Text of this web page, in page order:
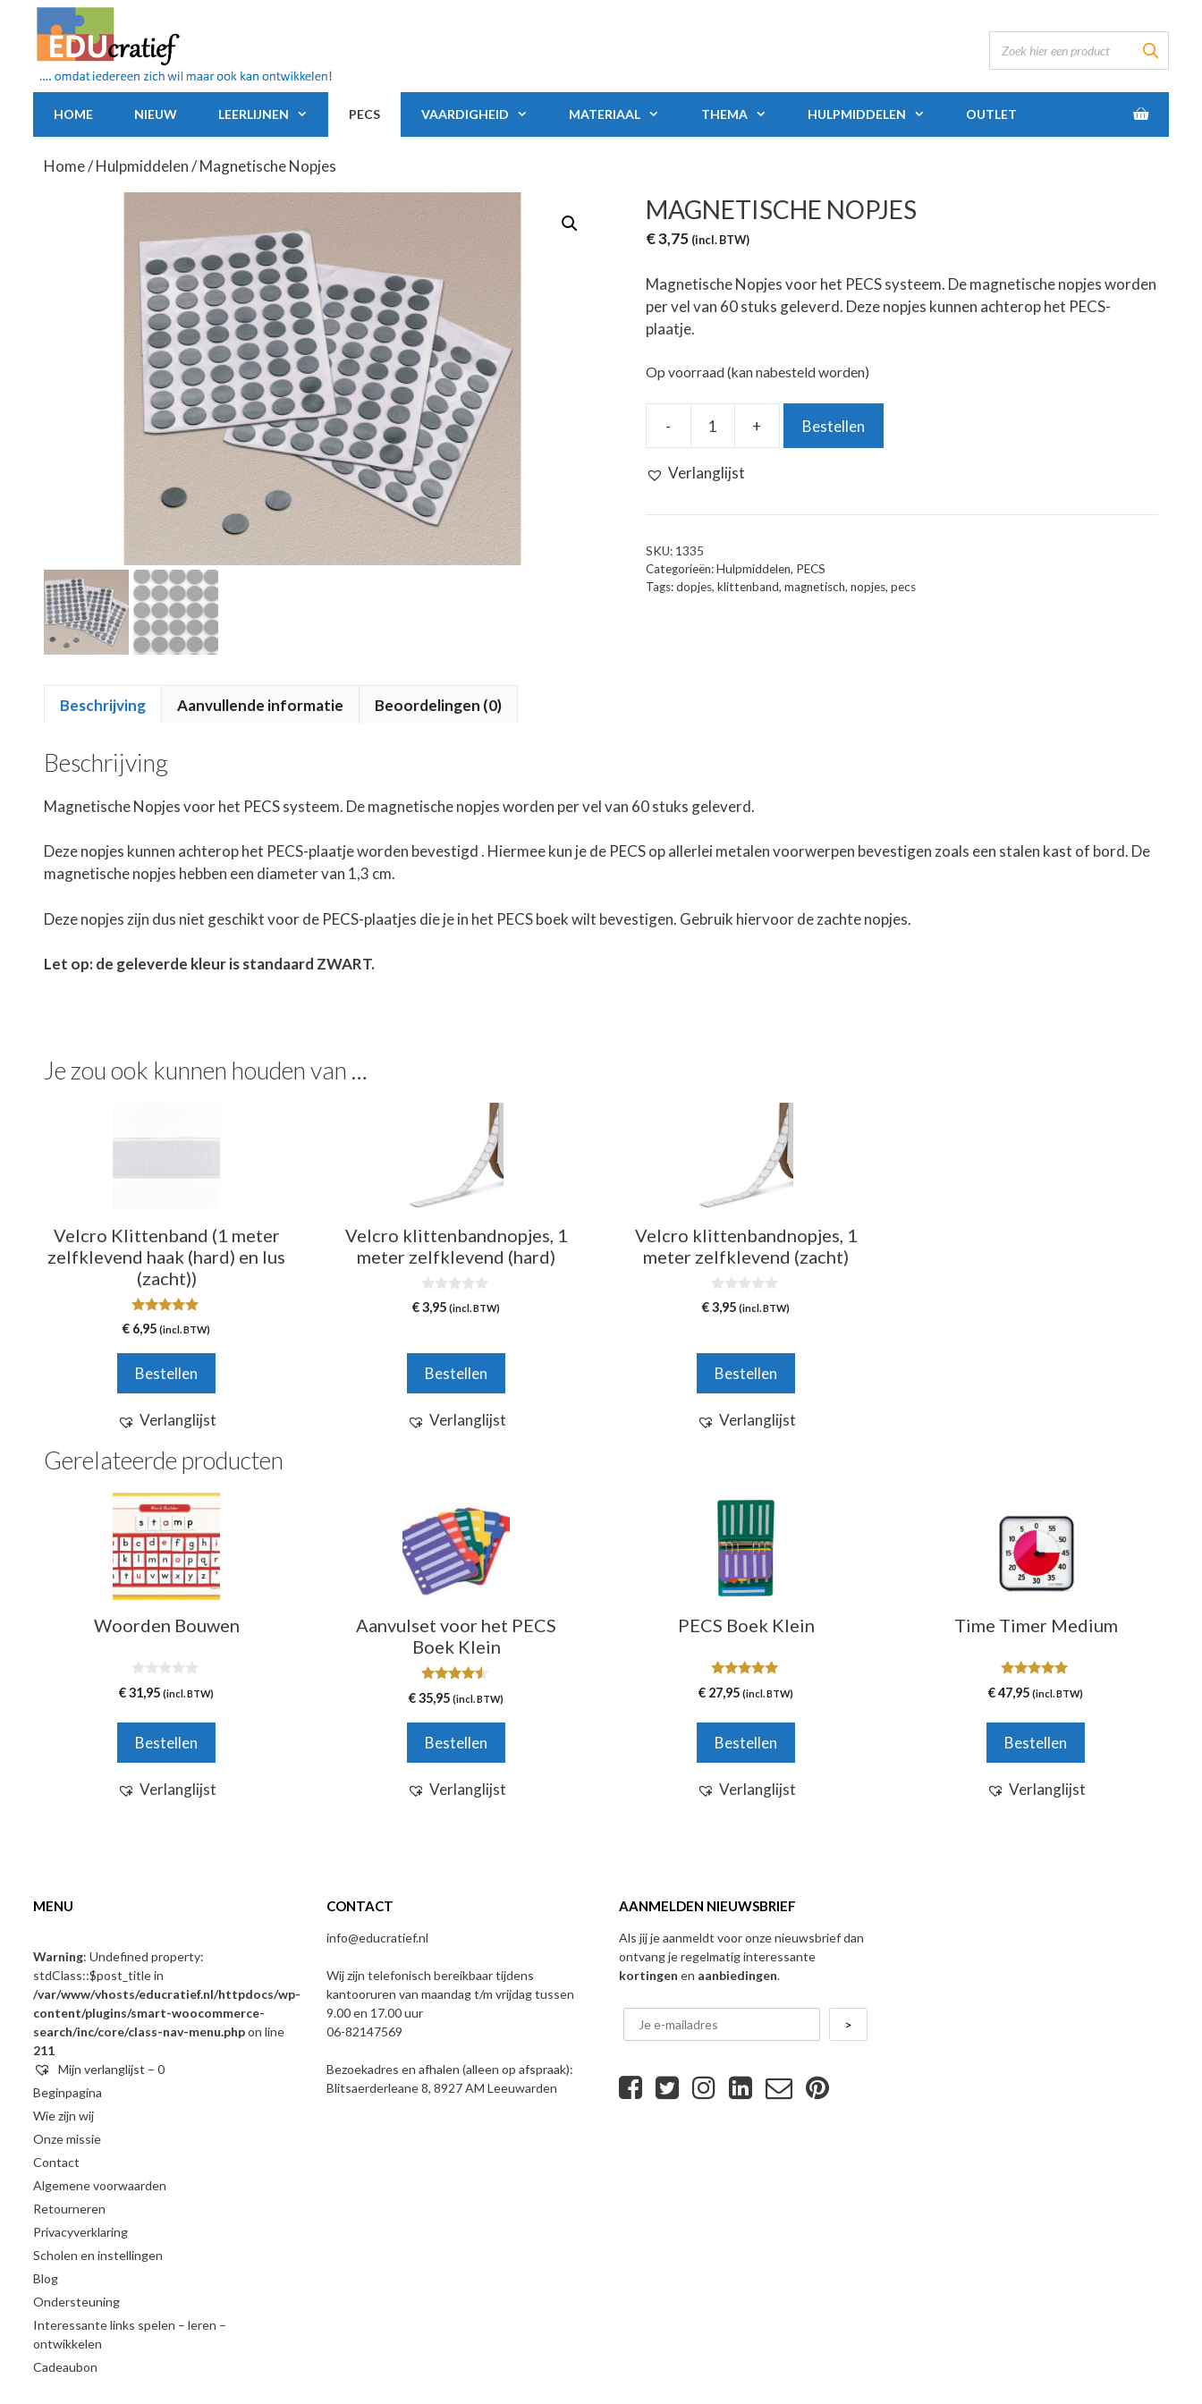
inhoud
HOME NIEUW LEERLIJNEN PECS VAARDIGHEID MATERIAAL THEMA HULPMIDDELEN OUTLET
Home/Hulpmiddelen/ Magnetische Nopjes
MAGNETISCHE NOPJES
€3,75 (incl. BTW)
Magnetische Nopjes voor het PECS systeem. De magnetische nopjes worden
per vel van 60 stuks geleverd. Deze nopjes kunnen achterop het PECS-
plaatje.
Op voorraad (kan nabesteld worden)
-
Magnetische
aantal
+ Bestellen
Verlanglijst
SKU: 1335
Categorieën:Hulpmiddelen, PECS
Tags:dopjes, klittenband, magnetisch, nopjes, pecs
Beschrijving Aanvullende informatie Beoordelingen (0)
Beschrijving
Magnetische Nopjes voor het PECS systeem. De magnetische nopjes worden per vel van 60 stuks geleverd.
Deze nopjes kunnen achterop het PECS-plaatje worden bevestigd . Hiermee kun je de PECS op allerlei metalen voorwerpen bevestigen zoals een stalen kast of bord. De
magnetische nopjes hebben een diameter van 1,3 cm.
Deze nopjes zijn dus niet geschikt voor de PECS-plaatjes die je in het PECS boek wilt bevestigen. Gebruik hiervoor dezachte nopjes.
Let op: de geleverde kleur is standaard ZWART.
Je zou ook kunnen houden van …
Velcro Klittenband (1 meter
zelfklevend haak (hard) en lus
(zacht))
5.00
van 5
€ 6,95 (incl. BTW)
Bestellen
Verlanglijst
Velcro klittenbandnopjes, 1
meter zelfklevend (hard)
0
v
5
€3,95 (incl. BTW)
Bestellen
Verlanglijst
Velcro klittenbandnopjes, 1
meter zelfklevend (zacht)
0
v
5
€3,95 (incl. BTW)
Bestellen
Verlanglijst
Gerelateerde producten
Woorden Bouwen
0
v
n
5
€31,95 (incl. BTW)
Bestellen
Verlanglijst
Aanvulset voor het PECS
Boek Klein
4.33
van 5
€35,95 (incl. BTW)
Bestellen
Verlanglijst
PECS Boek Klein
4.80
van 5
€ 27,95 (incl. BTW)
Bestellen
Verlanglijst
Time Timer Medium
5.00
van 5
€47,95 (incl. BTW)
Bestellen
Verlanglijst
MENU
Warning: Undefined property:
stdClass::$post_title in
/var/www/vhosts/educratief.nl/httpdocs/wp-
content/plugins/smart-woocommerce-
search/inc/core/class-nav-menu.phpon line
211
Mijn verlanglijst – 0
Beginpagina
Wie zijn wij
Onze missie
Contact
Algemene voorwaarden
Retourneren
Privacyverklaring
Scholen en instellingen
Blog
Ondersteuning
Interessante links spelen – leren –
ontwikkelen
Cadeaubon
CONTACT
info@educratief.nl
Wij zijn telefonisch bereikbaar tijdens
kantooruren van maandag t/m vrijdag tussen
9.00 en 17.00 uur
06-82147569
Bezoekadres en afhalen (alleen op afspraak):
Blitsaerderleane 8, 8927 AM Leeuwarden
AANMELDEN NIEUWSBRIEF
Als jij je aanmeldt voor onze nieuwsbrief dan
ontvang je regelmatig interessante
kortingen en aanbiedingen.